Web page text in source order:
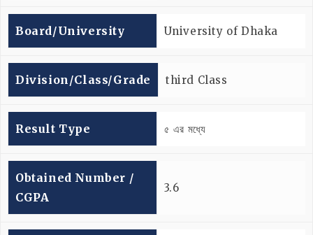
Board/university University of Dhaka
Division/Class/Grade third Class
Result Type ৫ এর মধ্যে
Obtained Number /
CGPA
3.6